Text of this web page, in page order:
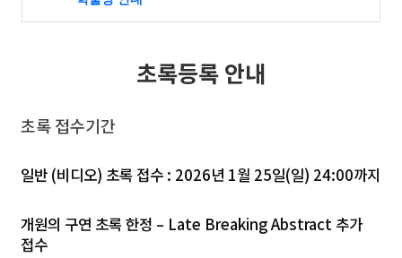
초록등록 안내
초록 접수기간
일반 (비디오) 초록 접수 : 2026년 1월 25일(일) 24:00까지
개원의 구연 초록 한정 – Late Breaking Abstract 추가
접수